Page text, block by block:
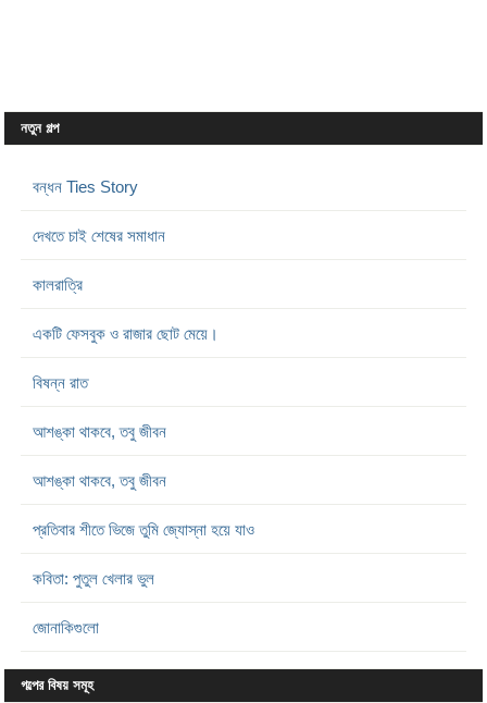
নতুন গল্প
বন্ধন Ties Story
দেখতে চাই শেষের সমাধান
কালরাত্রি
একটি ফেসবুক ও রাজার ছোট মেয়ে।
বিষন্ন রাত
আশঙ্কা থাকবে, তবু জীবন
আশঙ্কা থাকবে, তবু জীবন
প্রতিবার শীতে ভিজে তুমি জ্যোস্না হয়ে যাও
কবিতা: পুতুল খেলার ভুল
জোনাকিগুলো
গল্পের বিষয় সমূহ